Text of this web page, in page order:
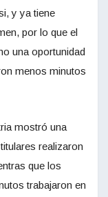
y ya tiene
por lo que el
una oportunidad
menos minutos
mostró una
realizaron
que los
trabajaron en